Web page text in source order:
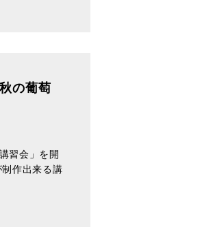
の葡萄
習会」を開
作出来る講